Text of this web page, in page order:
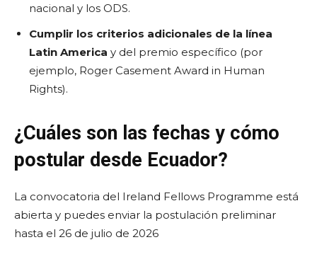
nacional y los ODS.
Cumplir los criterios adicionales de la línea
Latin America y del premio específico (por
ejemplo, Roger Casement Award in Human
Rights).
¿Cuáles son las fechas y cómo
postular desde Ecuador?
La convocatoria del Ireland Fellows Programme está
abierta y puedes enviar la postulación preliminar
hasta el 26 de julio de 2026